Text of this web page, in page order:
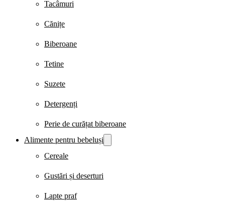
Tacâmuri
Cănițe
Biberoane
Tetine
Suzete
Detergenți
Perie de curățat biberoane
Alimente pentru bebeluși
Cereale
Gustări și deserturi
Lapte praf